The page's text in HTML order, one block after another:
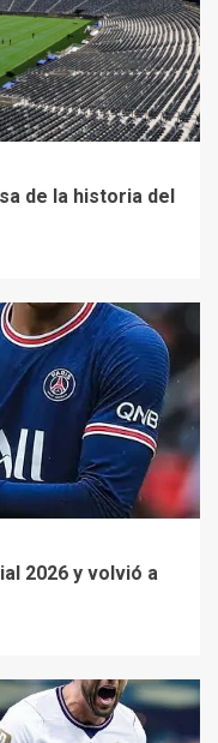
de la historia del
2026 y volvió a